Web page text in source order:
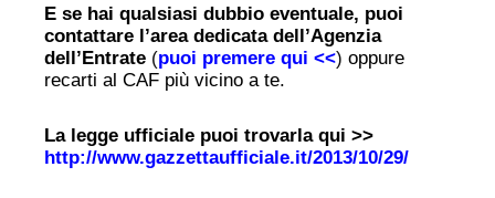
E se hai qualsiasi dubbio eventuale, puoi
contattare l’area dedicata dell’Agenzia
dell’Entrate (puoi premere qui <<) oppure
recarti al CAF più vicino a te.
La legge ufficiale puoi trovarla qui >>
http://www.gazzettaufficiale.it/2013/10/29/